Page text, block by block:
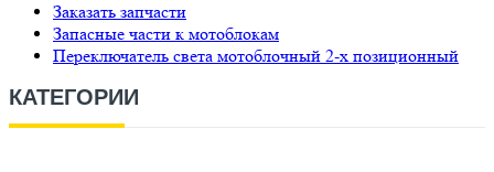
Заказать запчасти
Запасные части к мотоблокам
Переключатель света мотоблочный 2-х позиционный
КАТЕГОРИИ